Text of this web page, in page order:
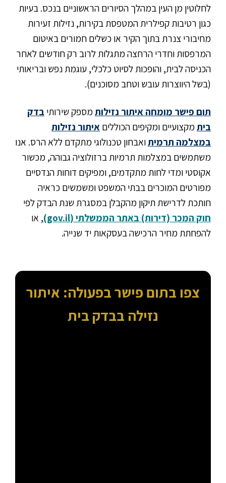
לחלוטין מן העין במהלך הסיורים הראשוניים בנכס. בעיות
כגון רטיבות קפילרית המטפסת בקירות, נזילות זעירות
מחיבורי צנרת בתוך הקיר או כשלים חמורים באיטום
המרפסות וחדרי הרחצה מתגלות לרוב רק חודשים לאחר
הכניסה לבית, והופכות לסיוט כלכלי, עוגמת נפש ובריאותי
(בשל היווצרות עובש וטחב מסוכנים).
תום פישר מומחה איתור נזילותמספק שירותי בדק
ביתמקצועיים ומקיפים הכוללים איתור נזילות
במצלמה תרמיתואבחון טכנולוגי מתקדם ללא הרס. אנו
משתמשים במצלמות תרמיות ברזולוציה גבוהה, מכשור
אקוסטי ומדי לחות מתקדמים, ומפיקים דוחות הנדסיים
מפורטים המוכרים בבתי המשפט ומשמשים כראיה
חותכת לדרישת תיקון מהקבלן במסגרת שנת הבדק לפי
חוק המכר (דירות) באתר הממשלתי (gov.il)
, או
להפחתת מחיר הרכישה בעסקאות יד שנייה.
צפו בתום פישר בפעולה: איתור
נזילה בבדק בית